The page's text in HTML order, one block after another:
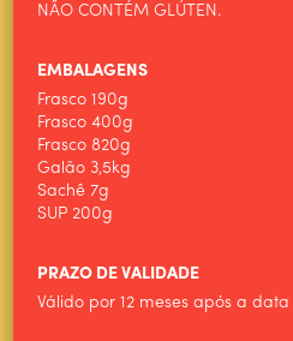
NÃO CONTÉM GLÚTEN.
EMBALAGENS
Frasco 190g
Frasco 400g
Frasco 820g
Galão 3,5kg
Sachê 7g
SUP 200g
PRAZO DE VALIDADE
Válido por 12 meses após a